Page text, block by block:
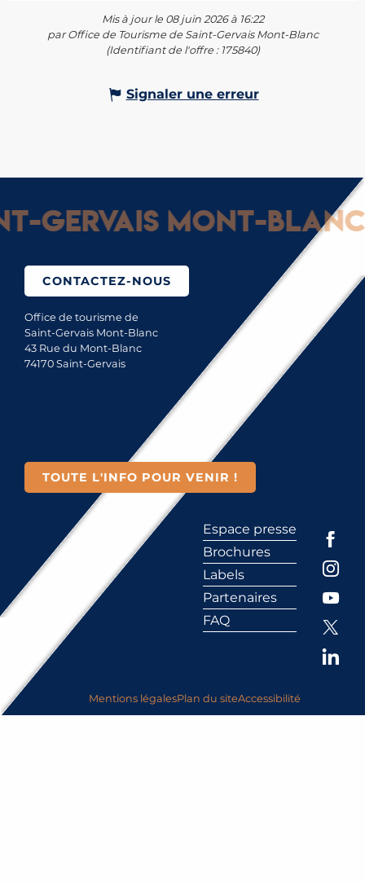
Mis à jour le 08 juin 2026 à 16:22
par Office de Tourisme de Saint-Gervais Mont-Blanc
(Identifiant de l'offre : 175840)
Signaler une erreur
Mont-Blanc :
CONTACTEZ-NOUS
Office de tourisme de
Saint-Gervais Mont-Blanc
43 Rue du Mont-Blanc
74170 Saint-Gervais
TOUTE L'INFO POUR VENIR !
Espace presse
Brochures
Labels
Partenaires
FAQ
Mentions légalesPlan du siteAccessibilité